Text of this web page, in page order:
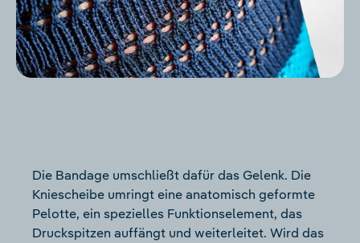
Die Bandage umschließt dafür das Gelenk. Die
Kniescheibe umringt eine anatomisch geformte
Pelotte, ein spezielles Funktionselement, das
Druckspitzen auffängt und weiterleitet. Wird das